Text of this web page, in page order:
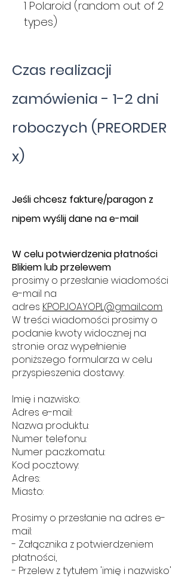
1 Polaroid (random out of 2
types)
Czas realizacji
zamówienia - 1-2 dni
roboczych (PREORDER
x)
​Jeśli chcesz fakturę/paragon z
nipem wyślij dane na e-mail
W celu potwierdzenia płatności
Blikiem lub przelewem
prosimy o przesłanie wiadomości
e-mail na
adres KPOPJOAYOPL@gmail.com.
W treści wiadomości prosimy o
podanie kwoty widocznej na
stronie oraz wypełnienie
poniższego formularza w celu
przyspieszenia dostawy.
Imię i nazwisko:
Adres e-mail:
Nazwa produktu:
Numer telefonu:
Numer paczkomatu:
Kod pocztowy:
Adres:
Miasto:
Prosimy o przesłanie na adres e-
mail:
- Załącznika z potwierdzeniem
płatności,
- Przelew z tytułem 'imię i nazwisko'